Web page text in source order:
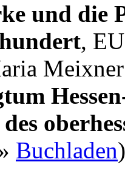
und die
,
Buchladen)